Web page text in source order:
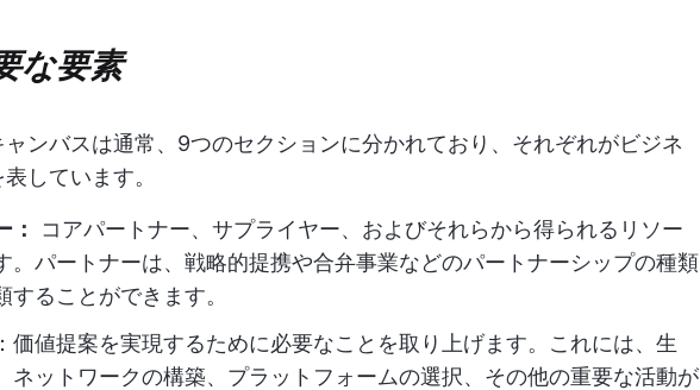
な要素
ャンバスは通常、9つのセクションに分かれており、それぞれがビジネ
しています。
：
コアパートナー、サプライヤー、およびそれらから得られるリソー
。パートナーは、戦略的提携や合弁事業などのパートナーシップの種類
することができます。
価値提案を実現するために必要なことを取り上げます。これには、生
ネットワークの構築、プラットフォームの選択、その他の重要な活動が